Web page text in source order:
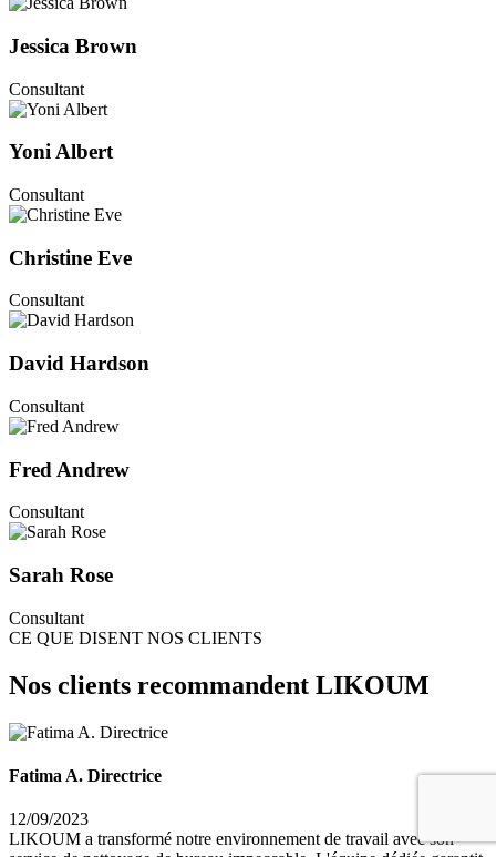
Jessica Brown
Consultant
Yoni Albert
Consultant
Christine Eve
Consultant
David Hardson
Consultant
Fred Andrew
Consultant
Sarah Rose
Consultant
CE QUE DISENT NOS CLIENTS
Nos clients recommandent LIKOUM
Fatima A. Directrice
12/09/2023
LIKOUM a transformé notre environnement de travail avec son